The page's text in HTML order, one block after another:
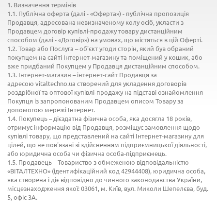
1. Визначення термінів
1.1. Публічна оферта (далі - «Оферта») - публічна пропозиція
Продавця, адресована невизначеному колу осіб, укласти з
Продавцем договір купівлі-продажу товару дистанційним
способом (далі - «Договір») на умовах, що містяться в цій Оферті.
1.2. Товар або Послуга – об'єкт угоди сторін, який був обраний
покупцем на сайті Інтернет-магазину та поміщений у кошик, або
вже придбаний Покупцем у Продавця дистанційним способом.
1.3. Інтернет-магазин – інтернет-сайт Продавця за
адресою vitaltechno.ua створений для укладення договорів
роздрібної та оптової купівлі-продажу на підставі ознайомлення
Покупця із запропонованим Продавцем описом Товару за
допомогою мережі Інтернет.
1.4. Покупець – дієздатна фізична особа, яка досягла 18 років,
отримує інформацію від Продавця, розміщує замовлення щодо
купівлі товару, що представлений на сайті Інтернет-магазину для
цілей, що не пов'язані зі здійсненням підприємницької діяльності,
або юридична особа чи фізична особа-підприємець.
1.5. Продавець – Товариство з обмеженою відповідальністю
«ВІТАЛТЕХНО» (ідентифікаційний код 42944408), юридична особа,
яка створена і діє відповідно до чинного законодавства України,
місцезнаходження якої: 03061, м. Київ, вул. Миколи Шепелєва, буд.
5, офіс 3А.